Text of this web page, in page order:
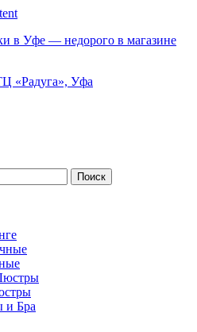
в Уфе — недорого в магазине
«Радуга», Уфа
и Бра